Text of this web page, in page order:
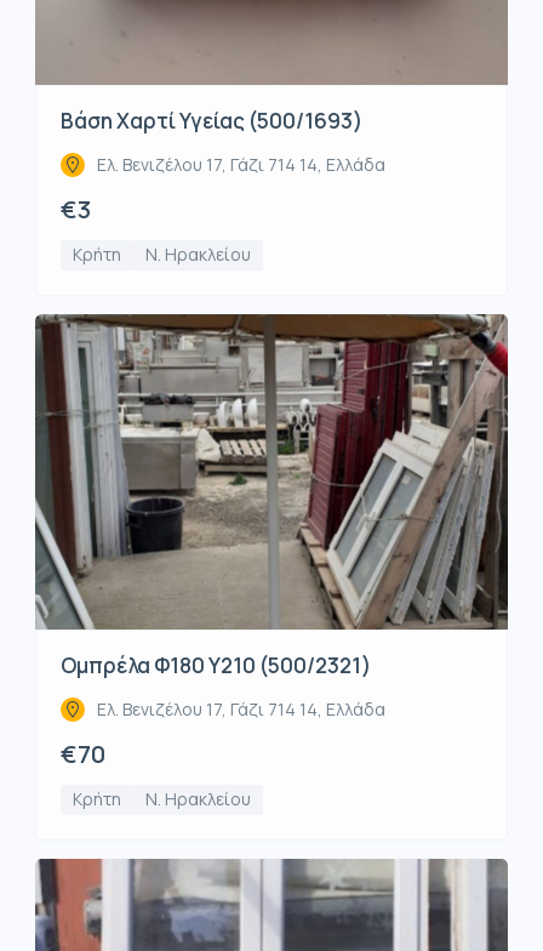
Βάση Χαρτί Υγείας (500/1693)
Ελ. Βενιζέλου 17, Γάζι 714 14, Ελλάδα
€3
Κρήτη Ν. Ηρακλείου
Ομπρέλα Φ180 Υ210 (500/2321)
Ελ. Βενιζέλου 17, Γάζι 714 14, Ελλάδα
€70
Κρήτη Ν. Ηρακλείου